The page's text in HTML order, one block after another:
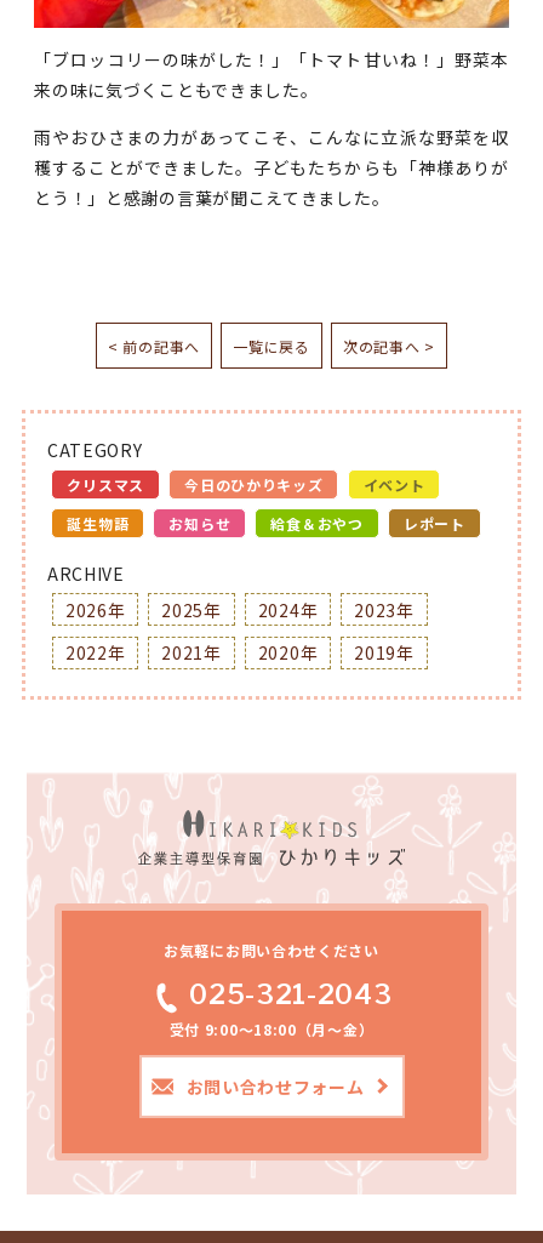
「ブロッコリーの味がした！」「トマト甘いね！」野菜本
来の味に気づくこともできました。
雨やおひさまの力があってこそ、こんなに立派な野菜を収
穫することができました。子どもたちからも「神様ありが
とう！」と感謝の言葉が聞こえてきました。
< 前の記事へ 一覧に戻る 次の記事へ >
CATEGORY
クリスマス 今日のひかりキッズ
イベント
誕生物語
お知らせ 給食＆おやつ レポート
ARCHIVE
2026年
2025年 2024年
2023年
2022年
2021年 2020年 2019年
お気軽にお問い合わせください
025-321-2043
受付 9:00～18:00（月～金）
お問い合わせフォーム